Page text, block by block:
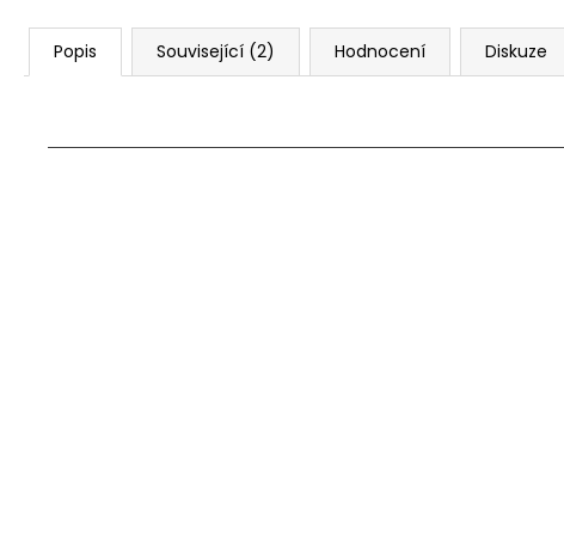
Popis Související (2) Hodnocení Diskuze